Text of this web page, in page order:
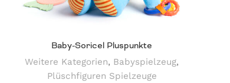
Baby-Soricel Pluspunkte
Weitere Kategorien, Babyspielzeug,
Plüschfiguren Spielzeuge